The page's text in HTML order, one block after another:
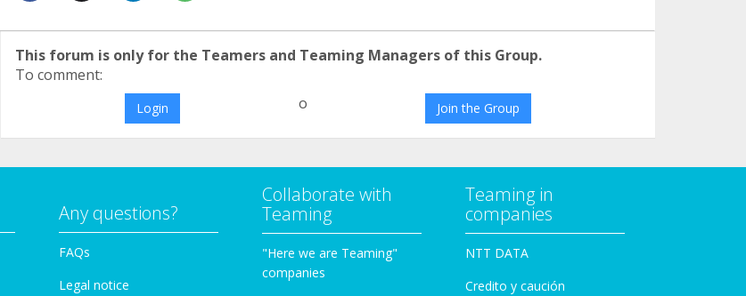
This forum is only for the Teamers and Teaming Managers of this Group.
To comment:
Login o Join the Group
Any questions?
FAQs
Legal notice
Collaborate with
Teaming
"Here we are Teaming"
companies
Teaming in
companies
NTT DATA
Credito y caución